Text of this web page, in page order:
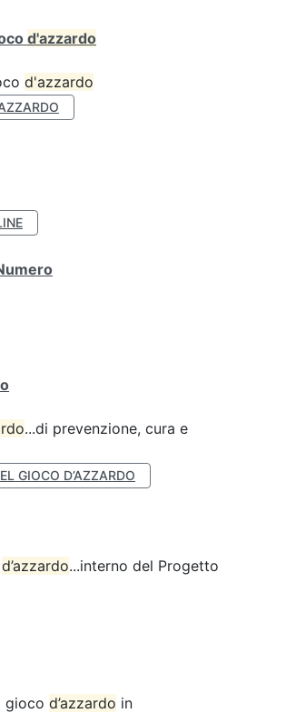
d'azzardo
d'azzardo
...di prevenzione, cura e
GIOCO D’AZZARDO
d’azzardo...interno del Progetto
gioco d’azzardo in